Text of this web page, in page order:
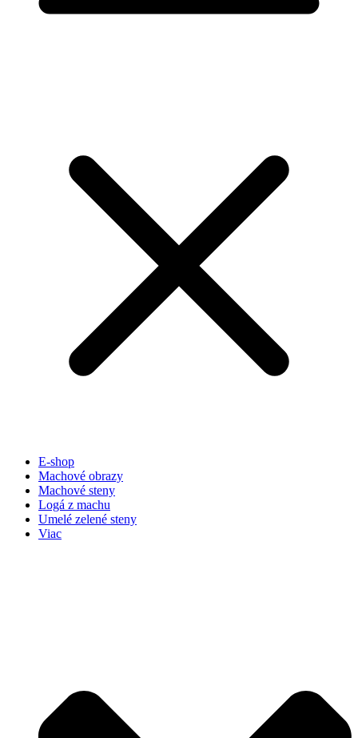
E-shop
Machové obrazy
Machové steny
Logá z machu
Umelé zelené steny
Viac